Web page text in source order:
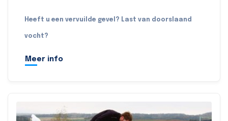
Heeft u een vervuilde gevel? Last van doorslaand
vocht?
Meer info